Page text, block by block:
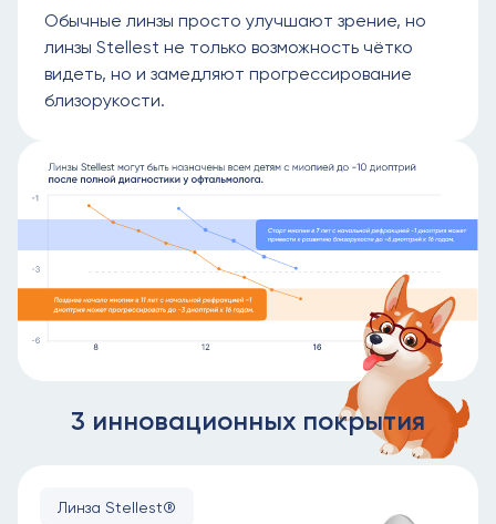
Обычные линзы просто улучшают зрение, но
линзы Stellest не только возможность чётко
видеть, но и замедляют прогрессирование
близорукости.
3 инновационных покрытия
Линза Stellest®